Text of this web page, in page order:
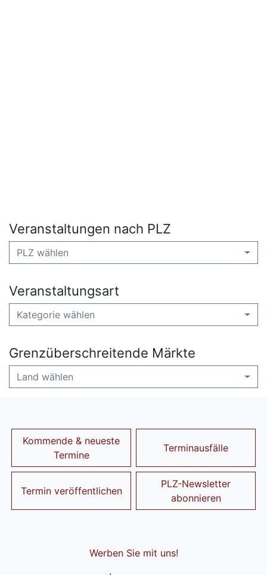
Veranstaltungen nach PLZ
PLZ wählen
Veranstaltungsart
Kategorie wählen
Grenzüberschreitende Märkte
Land wählen
Kommende & neueste
Termine
Terminausfälle
Termin veröffentlichen
PLZ-Newsletter
abonnieren
Werben Sie mit uns!